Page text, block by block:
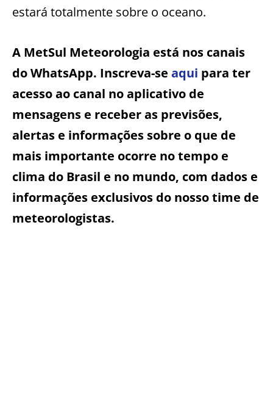
estará totalmente sobre o oceano.
A MetSul Meteorologia está nos canais
do WhatsApp. Inscreva-se aqui para ter
acesso ao canal no aplicativo de
mensagens e receber as previsões,
alertas e informações sobre o que de
mais importante ocorre no tempo e
clima do Brasil e no mundo, com dados e
informações exclusivos do nosso time de
meteorologistas.